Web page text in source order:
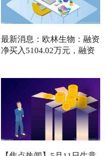
最新消息：欧林生物：融资
净买入5104.02万元，融资